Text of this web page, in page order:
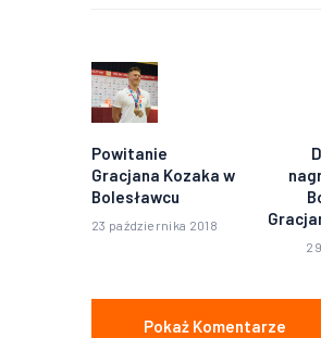
Poprzedni
wpis:
Powitanie
Gracjana Kozaka w
Bolesławcu
23 października 2018
Pokaż Komentarze